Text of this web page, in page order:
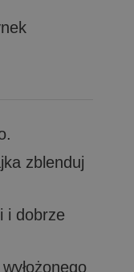
zblenduj
i dobrze